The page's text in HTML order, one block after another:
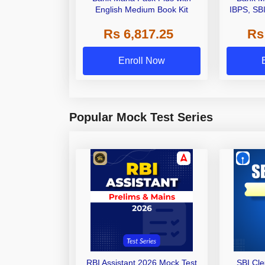
English Medium Book Kit
Rs 6,817.25
Enroll Now
IBPS,
Other
Popular Mock Test Series
RBI Assistant 2026 Mock Test
SBI